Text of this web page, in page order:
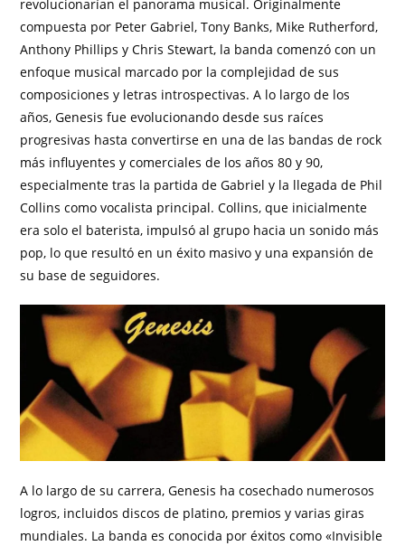
revolucionarían el panorama musical. Originalmente
compuesta por Peter Gabriel, Tony Banks, Mike Rutherford,
Anthony Phillips y Chris Stewart, la banda comenzó con un
enfoque musical marcado por la complejidad de sus
composiciones y letras introspectivas. A lo largo de los
años, Genesis fue evolucionando desde sus raíces
progresivas hasta convertirse en una de las bandas de rock
más influyentes y comerciales de los años 80 y 90,
especialmente tras la partida de Gabriel y la llegada de Phil
Collins como vocalista principal. Collins, que inicialmente
era solo el baterista, impulsó al grupo hacia un sonido más
pop, lo que resultó en un éxito masivo y una expansión de
su base de seguidores.
A lo largo de su carrera, Genesis ha cosechado numerosos
logros, incluidos discos de platino, premios y varias giras
mundiales. La banda es conocida por éxitos como «Invisible